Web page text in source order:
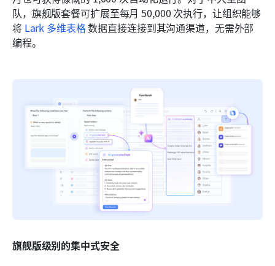
队，旗舰版套餐可扩展至每月 50,000 次执行，让组织能够
将 Lark 多维表格 数据直接连接到其沟通渠道，无需外部
编程。
旗舰版级别的集中式安全